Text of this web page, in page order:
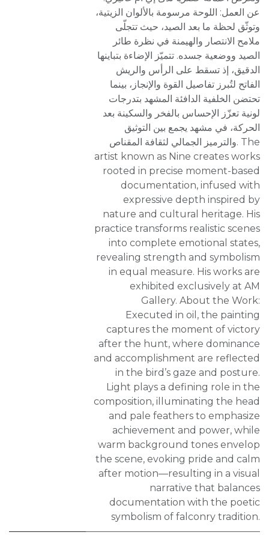
عن العمل: اللوحة مرسومة بالألوان الزيتية،
وتوثّق لحظة ما بعد الصيد، حيث تتجلّى
ملامح الانتصار والهيمنة في نظرة طائر
الصيد ووضعية جسده. تتميّز الإضاءة بتباينها
الدقيق، إذ تسقط على الرأس والريش
الفاتح لتُبرز تفاصيل القوة والإنجاز، بينما
تحتضن الخلفية الدافئة المشهد بتدرجات
لونية تعزّز الإحساس بالفخر والسكينة بعد
الحركة، في مشهد يجمع بين التوثيق
والترميز الجمالي لثقافة المقناص. The
artist known as Nine creates works
rooted in precise moment-based
documentation, infused with
expressive depth inspired by
nature and cultural heritage. His
practice transforms realistic scenes
into complete emotional states,
revealing strength and symbolism
in equal measure. His works are
exhibited exclusively at AM
Gallery. About the Work:
Executed in oil, the painting
captures the moment of victory
after the hunt, where dominance
and accomplishment are reflected
in the bird’s gaze and posture.
Light plays a defining role in the
composition, illuminating the head
and pale feathers to emphasize
achievement and power, while
warm background tones envelop
the scene, evoking pride and calm
after motion—resulting in a visual
narrative that balances
documentation with the poetic
symbolism of falconry tradition.